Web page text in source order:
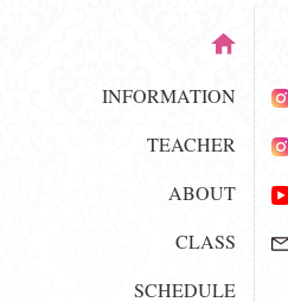
INFORMATION
TEACHER
ABOUT
CLASS
SCHEDULE